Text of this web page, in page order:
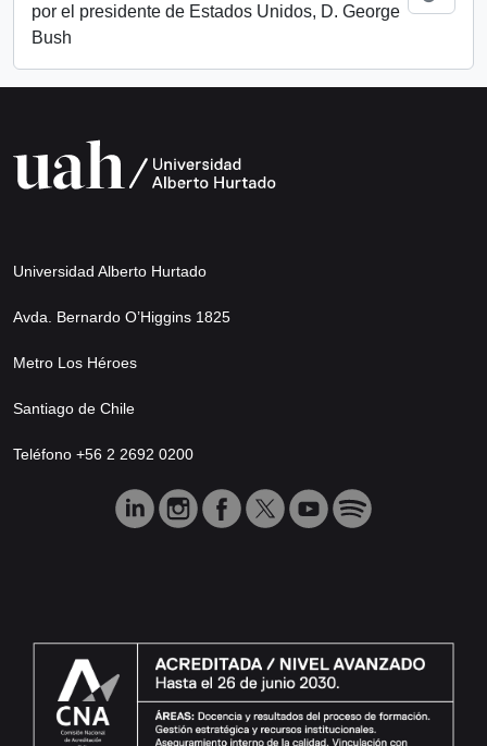
por el presidente de Estados Unidos, D. George
Bush
Universidad Alberto Hurtado
Avda. Bernardo O’Higgins 1825
Metro Los Héroes
Santiago de Chile
Teléfono +56 2 2692 0200